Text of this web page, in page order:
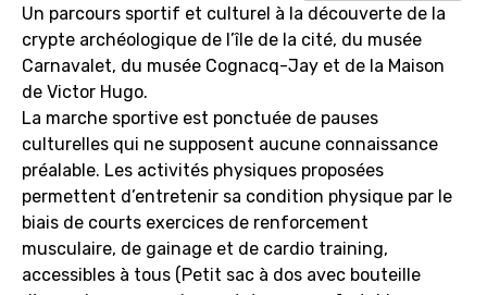
Un parcours sportif et culturel à la découverte de la
crypte archéologique de l’île de la cité, du musée
Carnavalet, du musée Cognacq-Jay et de la Maison
de Victor Hugo.
La marche sportive est ponctuée de pauses
culturelles qui ne supposent aucune connaissance
préalable. Les activités physiques proposées
permettent d’entretenir sa condition physique par le
biais de courts exercices de renforcement
musculaire, de gainage et de cardio training,
accessibles à tous (Petit sac à dos avec bouteille